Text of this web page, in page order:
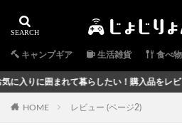
キャンプギア 生活雑貨 食べ物
囲まれて暮らしたい！購入品をレビューしま
HOME レビュー (ページ2)